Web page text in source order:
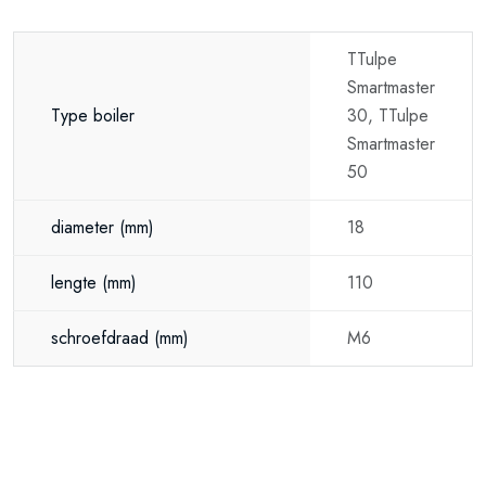
Type boiler
TTulpe
Smartmaster
30, TTulpe
Smartmaster
50
diameter (mm) 18
lengte (mm) 110
schroefdraad (mm) M6